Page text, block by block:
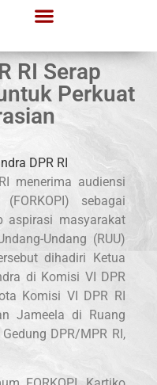
RI Serap
Perkuat
menerima audiensi
sebagai
aspirasi masyarakat
Undang (RUU)
dihadiri Ketua
di Komisi VI DPR
Komisi VI DPR RI
Jameela di Ruang
DPR/MPR RI,